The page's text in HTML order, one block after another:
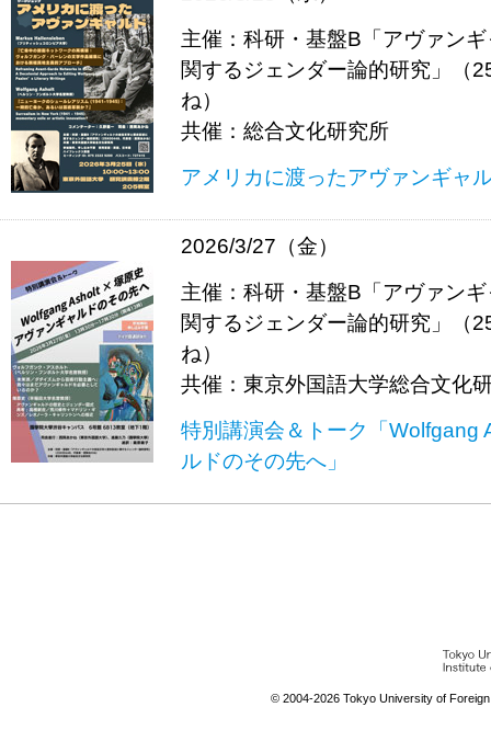
主催：科研・基盤B「アヴァン
関するジェンダー論的研究」（
ね）
共催：総合文化研究所
アメリカに渡ったアヴァンギャ
2026/3/27（金）
主催：科研・基盤B「アヴァン
関するジェンダー論的研究」（
ね）
共催：東京外国語大学総合文化
特別講演会＆トーク「
ルドのその先へ」
© 2004-2026 Tokyo University of